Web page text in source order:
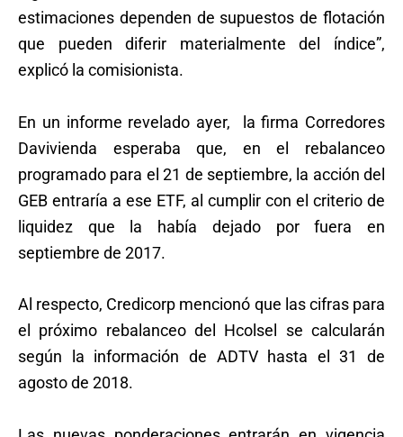
estimaciones dependen de supuestos de flotación
que pueden diferir materialmente del índice”,
explicó la comisionista.
En un informe revelado ayer, la firma Corredores
Davivienda esperaba que, en el rebalanceo
programado para el 21 de septiembre, la acción del
GEB entraría a ese ETF, al cumplir con el criterio de
liquidez que la había dejado por fuera en
septiembre de 2017.
Al respecto, Credicorp mencionó que las cifras para
el próximo rebalanceo del Hcolsel se calcularán
según la información de ADTV hasta el 31 de
agosto de 2018.